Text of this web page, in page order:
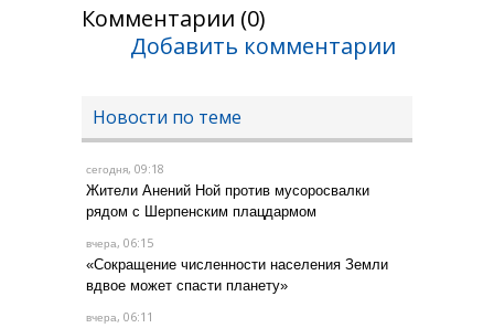
Комментарии (0)
Добавить комментарии
Новости по теме
сегодня, 09:18
Жители Анений Ной против мусоросвалки
рядом с Шерпенским плацдармом
вчера, 06:15
«Сокращение численности населения Земли
вдвое может спасти планету»
вчера, 06:11